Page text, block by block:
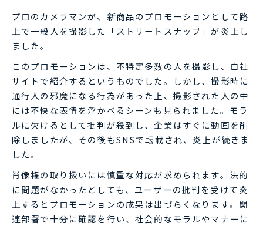
プロのカメラマンが、新商品のプロモーションとして路
上で一般人を撮影した「ストリートスナップ」が炎上し
ました。
このプロモーションは、不特定多数の人を撮影し、自社
サイトで紹介するというものでした。しかし、撮影時に
通行人の邪魔になる行為があった上、撮影された人の中
には不快な表情を浮かべるシーンも見られました。モラ
ルに欠けるとして批判が殺到し、企業はすぐに動画を削
除しましたが、その後もSNSで転載され、炎上が続きま
した。
肖像権の取り扱いには慎重な対応が求められます。法的
に問題がなかったとしても、ユーザーの批判を受けて炎
上するとプロモーションの成果は出づらくなります。関
連部署で十分に確認を行い、社会的なモラルやマナーに